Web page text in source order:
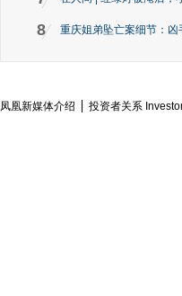
8 重庆姐弟坠亡案细节：
凤凰新媒体介绍 投资者关系